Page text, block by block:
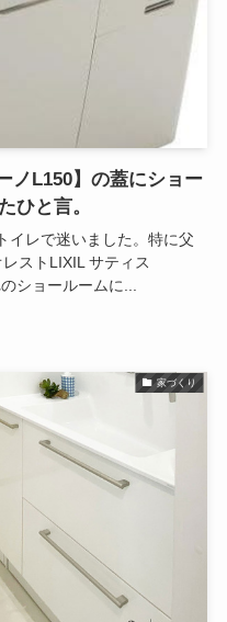
ノL150】の蓋にショー
ひと言。
イレで迷いました。特に父
ストLIXIL サティス
ショールームに...
家づくり